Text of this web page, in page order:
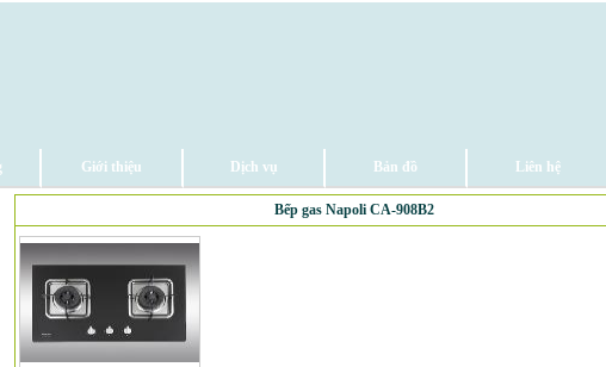
Giới thiệu Dịch vụ Bản đồ Liên hệ
Bếp gas Napoli CA-908B2